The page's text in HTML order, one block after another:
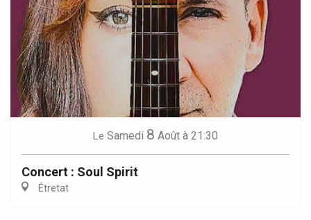
Le Samedi 8 Août à 21:30
Concert : Soul Spirit
Étretat